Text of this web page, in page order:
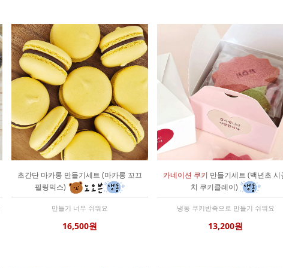
초간단 마카롱 만들기세트 (마카롱 꼬끄
필링믹스)
만들기 너무 쉬워요
16,500원
카네이션 쿠키 만들기세트 (백년초 시
치 쿠키클레이)
냉동 쿠키반죽으로 만들기 쉬워요
13,200원